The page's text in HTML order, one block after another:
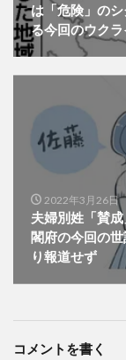
は「危険」の
る今回のウク
2022年3月26日
夫婦別姓「賛
閣府の今回の
り報道せず
コメントを書く